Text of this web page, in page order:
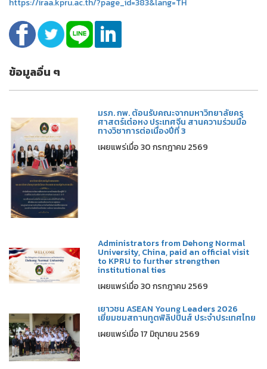
ข้อมูลอื่น ๆ
มรภ. กพ. ต้อนรับคณะจากมหาวิทยาลัยครุ
ศาสตร์เต๋อหง ประเทศจีน สานความร่วมมือ
ทางวิชาการต่อเนื่องปีที่ 3
เผยแพร่เมื่อ 30 กรกฎาคม 2569
Administrators from Dehong Normal
University, China, paid an official visit
to KPRU to further strengthen
institutional ties
เผยแพร่เมื่อ 30 กรกฎาคม 2569
เยาวชน ASEAN Young Leaders 2026
เยี่ยมชมสถานทูตฟิลิปปินส์ ประจำประเทศไทย
เผยแพร่เมื่อ 17 มิถุนายน 2569